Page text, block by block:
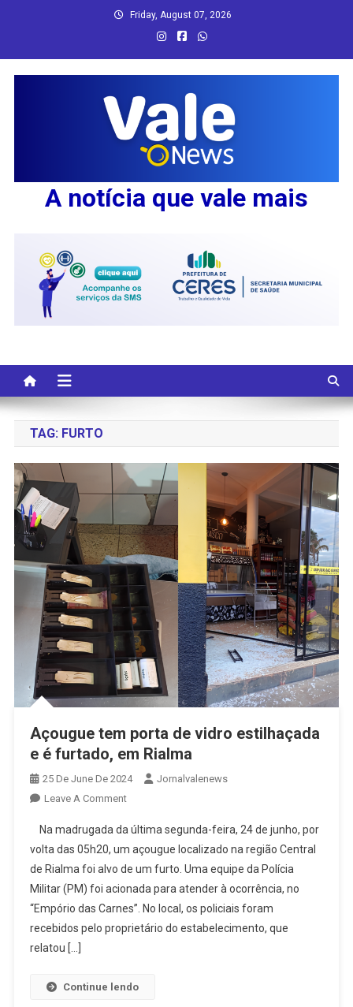
Friday, August 07, 2026
A notícia que vale mais
TAG: FURTO
Açougue tem porta de vidro estilhaçada
e é furtado, em Rialma
25 De June De 2024
Jornalvalenews
Leave A CommentOn
Tem
Porta
De
Vidro
Estilhaçada
E
Na madrugada da última segunda-feira, 24 de junho, por
volta das 05h20, um açougue localizado na região Central
de Rialma foi alvo de um furto. Uma equipe da Polícia
Militar (PM) foi acionada para atender à ocorrência, no
“Empório das Carnes”. No local, os policiais foram
recebidos pelo proprietário do estabelecimento, que
relatou […]
Continue lendo